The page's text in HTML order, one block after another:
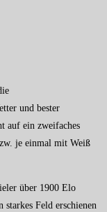
und bester
auf ein zweifaches
je einmal mit Weiß
über 1900 Elo
Feld erschienen